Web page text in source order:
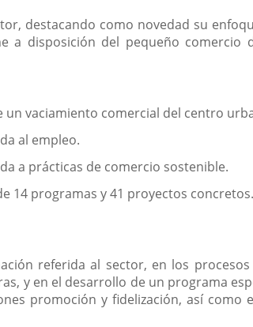
destacando como novedad su
a disposición del pequeño comercio
vaciamiento comercial del centro
al empleo.
a prácticas de comercio sostenible.
14 programas y 41 proyectos concretos.
referida al sector, en los
y en el desarrollo de un programa
promoción y fidelización, así